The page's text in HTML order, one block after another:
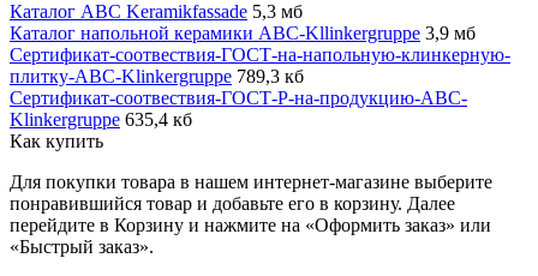
Каталог ABC Keramikfassade 5,3 мб
Каталог напольной керамики ABC-Kllinkergruppe 3,9 мб
Сертификат-соотвествия-ГОСТ-на-напольную-клинкерную-
плитку-ABC-Klinkergruppe 789,3 кб
Сертификат-соотвествия-ГОСТ-Р-на-продукцию-ABC-
Klinkergruppe 635,4 кб
Как купить
Для покупки товара в нашем интернет-магазине выберите
понравившийся товар и добавьте его в корзину. Далее
перейдите в Корзину и нажмите на «Оформить заказ» или
«Быстрый заказ».